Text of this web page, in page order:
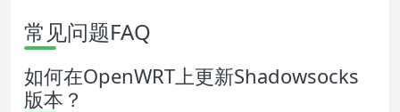
常见问题FAQ
如何在OpenWRT上更新Shadowsocks
版本？